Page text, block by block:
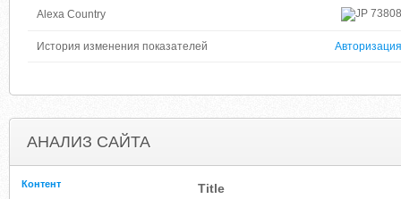
Alexa Country 73808
История изменения показателей Авторизация
АНАЛИЗ САЙТА
Контент Title